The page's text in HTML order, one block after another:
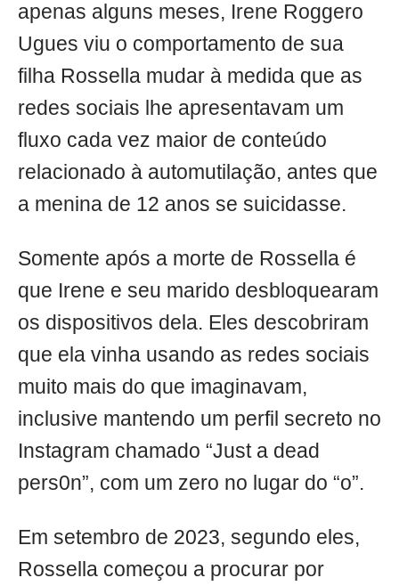
apenas alguns meses, Irene Roggero
Ugues viu o comportamento de sua
filha Rossella mudar à medida que as
redes sociais lhe apresentavam um
fluxo cada vez maior de conteúdo
relacionado à automutilação, antes que
a menina de 12 anos se suicidasse.
Somente após a morte de Rossella é
que Irene e seu marido desbloquearam
os dispositivos dela. Eles descobriram
que ela vinha usando as redes sociais
muito mais do que imaginavam,
inclusive mantendo um perfil secreto no
Instagram chamado “Just a dead
pers0n”, com um zero no lugar do “o”.
Em setembro de 2023, segundo eles,
Rossella começou a procurar por